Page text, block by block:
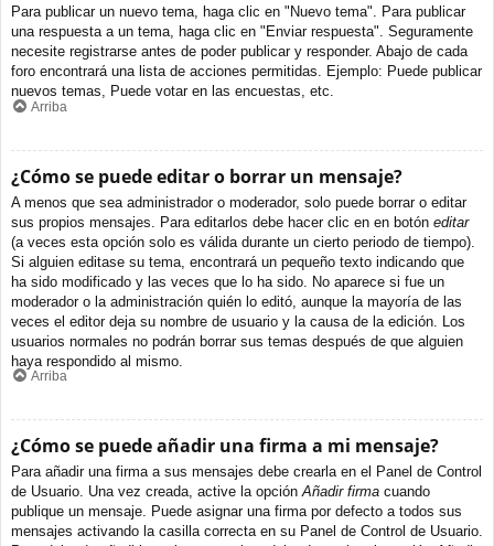
Para publicar un nuevo tema, haga clic en "Nuevo tema". Para publicar
una respuesta a un tema, haga clic en "Enviar respuesta". Seguramente
necesite registrarse antes de poder publicar y responder. Abajo de cada
foro encontrará una lista de acciones permitidas. Ejemplo: Puede publicar
nuevos temas, Puede votar en las encuestas, etc.
Arriba
¿Cómo se puede editar o borrar un mensaje?
A menos que sea administrador o moderador, solo puede borrar o editar
sus propios mensajes. Para editarlos debe hacer clic en en botón editar
(a veces esta opción solo es válida durante un cierto periodo de tiempo).
Si alguien editase su tema, encontrará un pequeño texto indicando que
ha sido modificado y las veces que lo ha sido. No aparece si fue un
moderador o la administración quién lo editó, aunque la mayoría de las
veces el editor deja su nombre de usuario y la causa de la edición. Los
usuarios normales no podrán borrar sus temas después de que alguien
haya respondido al mismo.
Arriba
¿Cómo se puede añadir una firma a mi mensaje?
Para añadir una firma a sus mensajes debe crearla en el Panel de Control
de Usuario. Una vez creada, active la opciónAñadir firma cuando
publique un mensaje. Puede asignar una firma por defecto a todos sus
mensajes activando la casilla correcta en su Panel de Control de Usuario.